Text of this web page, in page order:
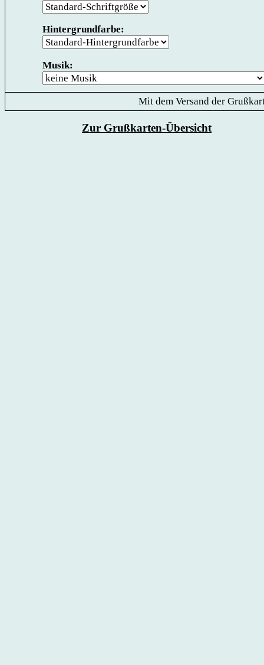
Hintergrundfarbe:
Musik:
Mit dem Versand der
Zur Grußkarten-Übersicht